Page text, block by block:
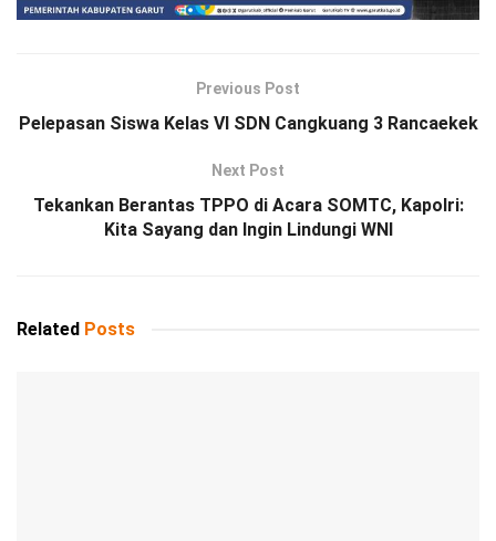
Previous Post
Pelepasan Siswa Kelas VI SDN Cangkuang 3 Rancaekek
Next Post
Tekankan Berantas TPPO di Acara SOMTC, Kapolri:
Kita Sayang dan Ingin Lindungi WNI
Related Posts